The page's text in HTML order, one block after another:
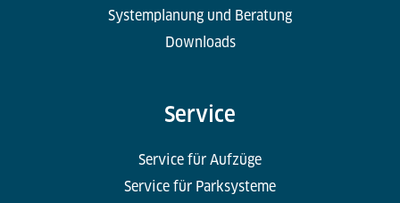
Systemplanung und Beratung
Downloads
Service
Service für Aufzüge
Service für Parksysteme